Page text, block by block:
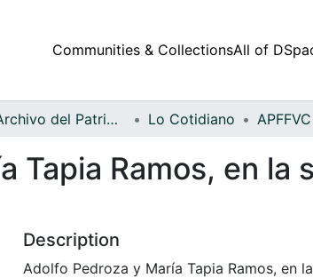
Communities & CollectionsAll of
Fondo Archivo del Patrimonio Fotográfico y Fílmico del Valle del Cauca Lo Cotidiano
Tapia Ramos, en la
Description
Adolfo Pedroza y María Tapia Ramos, en